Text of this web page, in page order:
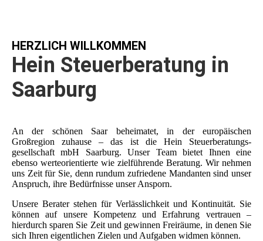
HERZLICH WILLKOMMEN
Hein Steuer­bera­tung in
Saarburg
An der schönen Saar beheimatet, in der europäischen
Großregion zuhause – das ist die Hein Steuer­beratungs­
gesellschaft mbH Saarburg. Unser Team bietet Ihnen eine
ebenso werteorientierte wie zielführende Beratung. Wir nehmen
uns Zeit für Sie, denn rundum zufriedene Mandanten sind unser
Anspruch, ihre Bedürfnisse unser Ansporn.
Unsere Berater stehen für Verlässlichkeit und Kontinuität. Sie
können auf unsere Kompetenz und Erfahrung vertrauen –
hierdurch sparen Sie Zeit und gewinnen Freiräume, in denen Sie
sich Ihren eigentlichen Zielen und Aufgaben widmen können.